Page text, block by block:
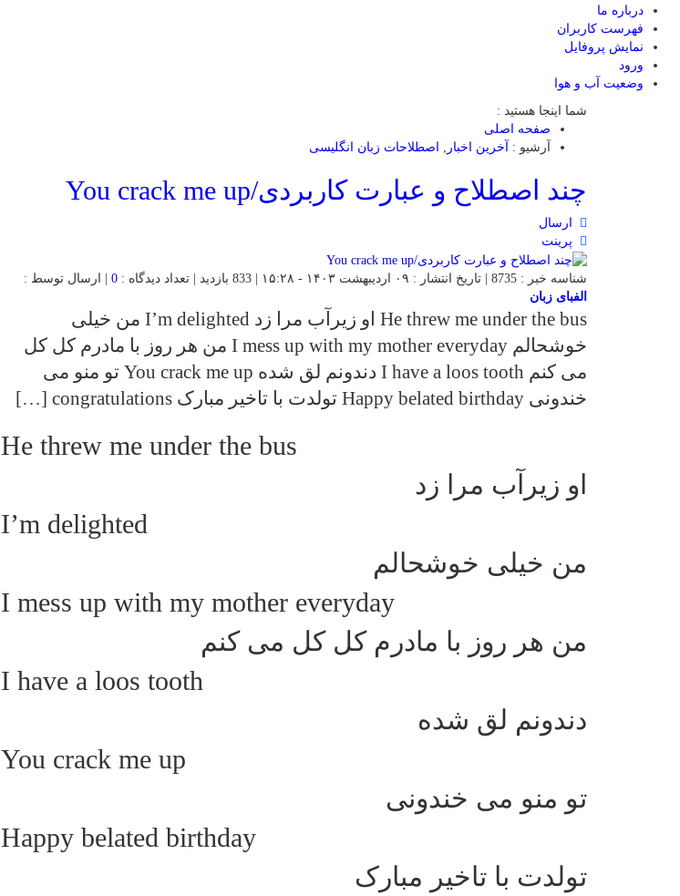
درباره ما
فهرست کاربران
نمایش پروفایل
ورود
وضعیت آب و هوا
شما اینجا هستید :
صفحه اصلی
آرشیو :
آخرین اخبار اصطلاحات زبان انگلیسی
چند اصطلاح و عبارت کاربردی/You crack me up
ارسال
پرینت
شناسه خبر : 8735 | تاریخ انتشار : ۰۹ اردیبهشت ۱۴۰۳ - ۱۵:۲۸ | 833 بازدید | تعداد دیدگاه : 0 | ارسال توسط :
الفبای زبان
He threw me under the bus او زیرآب مرا زد I’m delighted من خیلی
خوشحالم I mess up with my mother everyday من هر روز با مادرم کل کل
می کنم I have a loos tooth دندونم لق شده You crack me up تو منو می
خندونی Happy belated birthday تولدت با تاخیر مبارک congratulations […]
He threw me under the bus
او زیرآب مرا زد
I’m delighted
من خیلی خوشحالم
I mess up with my mother everyday
من هر روز با مادرم کل کل می کنم
I have a loos tooth
دندونم لق شده
You crack me up
تو منو می خندونی
Happy belated birthday
تولدت با تاخیر مبارک